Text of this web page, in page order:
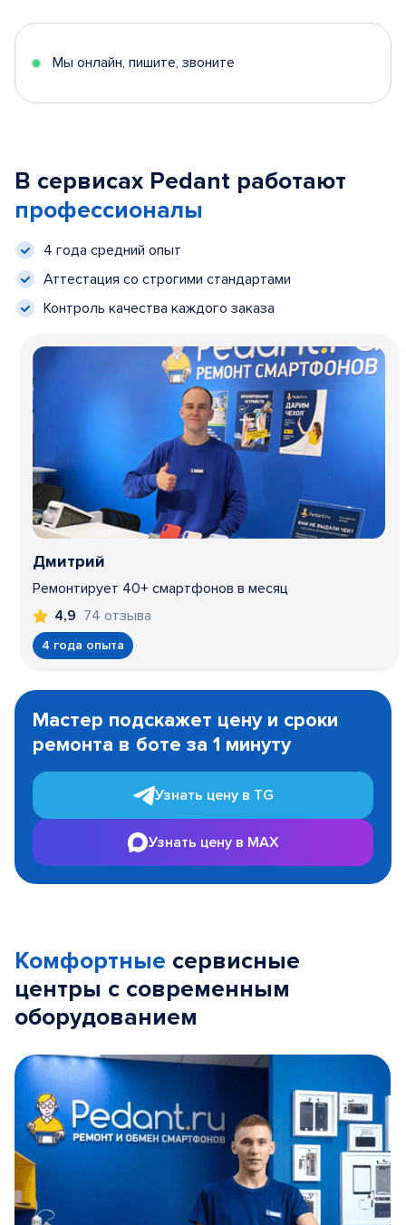
Мы онлайн, пишите, звоните
В сервисах Pedant работают
профессионалы
4 года средний опыт
Аттестация со строгими стандартами
Контроль качества каждого заказа
Дмитрий
Ремонтирует 40+ смартфонов в месяц
4,9 74 отзыва
4 года опыта
1
Мастер подскажет цену и сроки
ремонта в боте за 1 минуту
Узнать цену в TG
Узнать цену в MAX
Комфортные сервисные
центры с современным
оборудованием